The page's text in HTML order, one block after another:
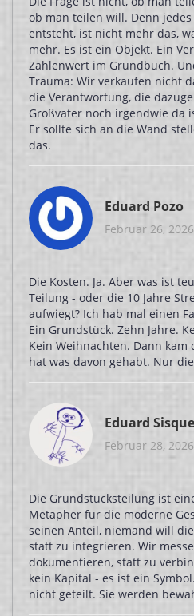
ob man teilen will. Denn
entsteht, ist nicht mehr das,
mehr. Es ist ein Objekt. Ein
Zahlenwert im Grundbuch.
Trauma: Wir verkaufen nicht
die Verantwortung, die
Großvater noch irgendwie da
Er sollte sich an die Wand
das.
Eduard Pozo
Februar 26,
Die Kosten. Ja. Aber was ist
Teilung - oder die 10 Jahre
aufwiegt? Ich hab mal einen
Ein Grundstück. Zehn Jahre.
Kein Weihnachten. Dann kam
hat was davon gehabt. Nur
Eduard
Februar 28,
Die Grundstücksteilung ist
Metapher für die moderne
seinen Anteil, niemand will
statt zu integrieren. Wir
dokumentieren, statt zu
kein Kapital - es ist ein
nicht geteilt. Sie werden